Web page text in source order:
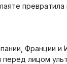
Франции и
лицом